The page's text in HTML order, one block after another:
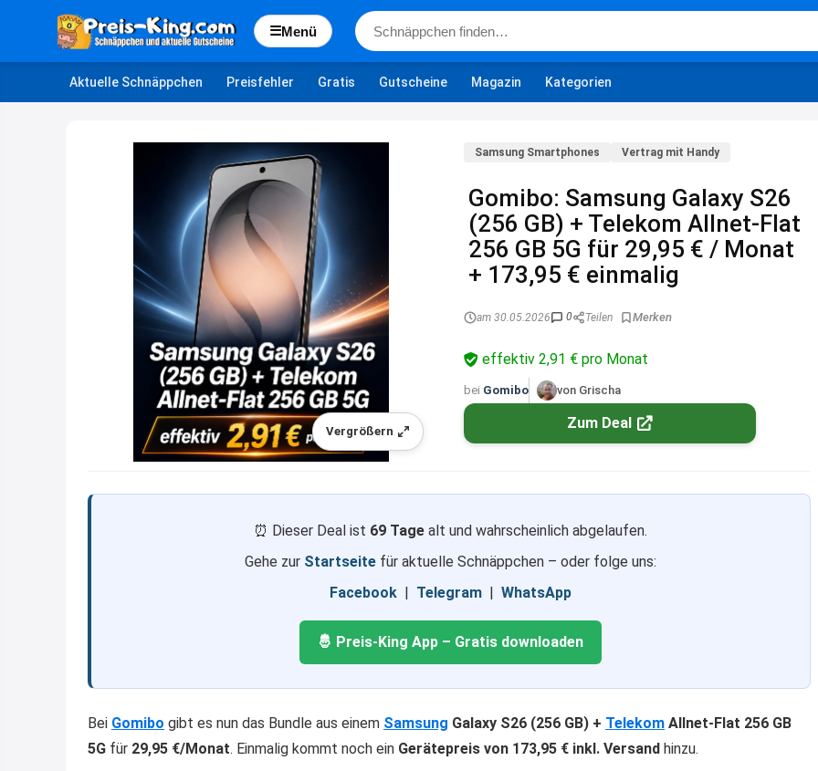
☰Menü
Aktuelle Schnäppchen Preisfehler Gratis Gutscheine Magazin Kategorien
Vergrößern
Samsung Smartphones Vertrag mit Handy
Gomibo: Samsung Galaxy S26
(256 GB) + Telekom Allnet-Flat
256 GB 5G für 29,95 € / Monat
+ 173,95 € einmalig
am 30.05.2026 0 Teilen
effektiv 2,91 € pro Monat
bei Gomibo von Grischa
Zum Deal
⏰ Dieser Deal ist 69 Tage alt und wahrscheinlich abgelaufen.
Gehe zur Startseite für aktuelle Schnäppchen – oder folge uns:
Facebook | Telegram | WhatsApp
🤴 Preis-King App – Gratis downloaden
Bei Gomibo gibt es nun das Bundle aus einem Samsung Galaxy S26 (256 GB) + Telekom Allnet-Flat 256 GB
5G für 29,95 €/Monat. Einmalig kommt noch ein Gerätepreis von 173,95 € inkl. Versand hinzu.